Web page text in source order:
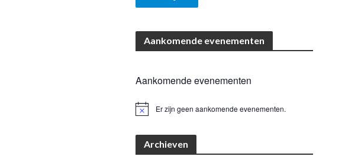
Aankomende evenementen
Aankomende evenementen
B
Er zijn geen aankomende evenementen.
Archieven